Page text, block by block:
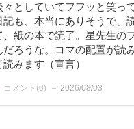
としていてフフッと笑っ
も、本当にありそうで、
紙の本で読了。星先生の
だろうな。コマの配置が読
みます（宣言）
コメント(0) 2026/08/03